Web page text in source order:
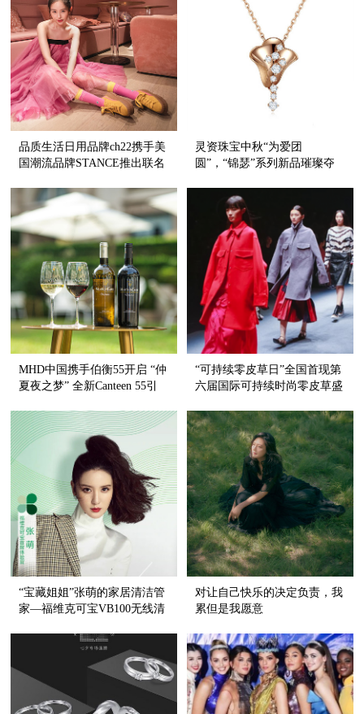
品质生活日用品牌ch22携手美
国潮流品牌STANCE推出联名
限魅力
灵资珠宝中秋“为爱团
圆”，“锦瑟”系列新品璀璨夺
MHD中国携手伯衡55开启 “仲
夏夜之梦” 全新Canteen 55引
“可持续零皮草日”全国首现第
六届国际可持续时尚零皮草盛
“宝藏姐姐”张萌的家居清洁管
家—福维克可宝VB100无线清
对让自己快乐的决定负责，我
累但是我愿意